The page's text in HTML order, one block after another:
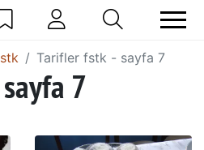
Tarifler fstk - sayfa 7
7